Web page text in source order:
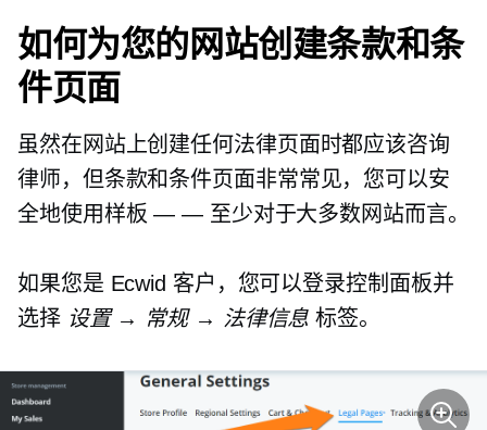
如何为您的网站创建条款和条
件页面
虽然在网站上创建任何法律页面时都应该咨询
律师，但条款和条件页面非常常见，您可以安
全地使用样板 — — 至少对于大多数网站而言。
如果您是 Ecwid 客户，您可以登录控制面板并
选择 设置 → 常规 → 法律信息 标签。